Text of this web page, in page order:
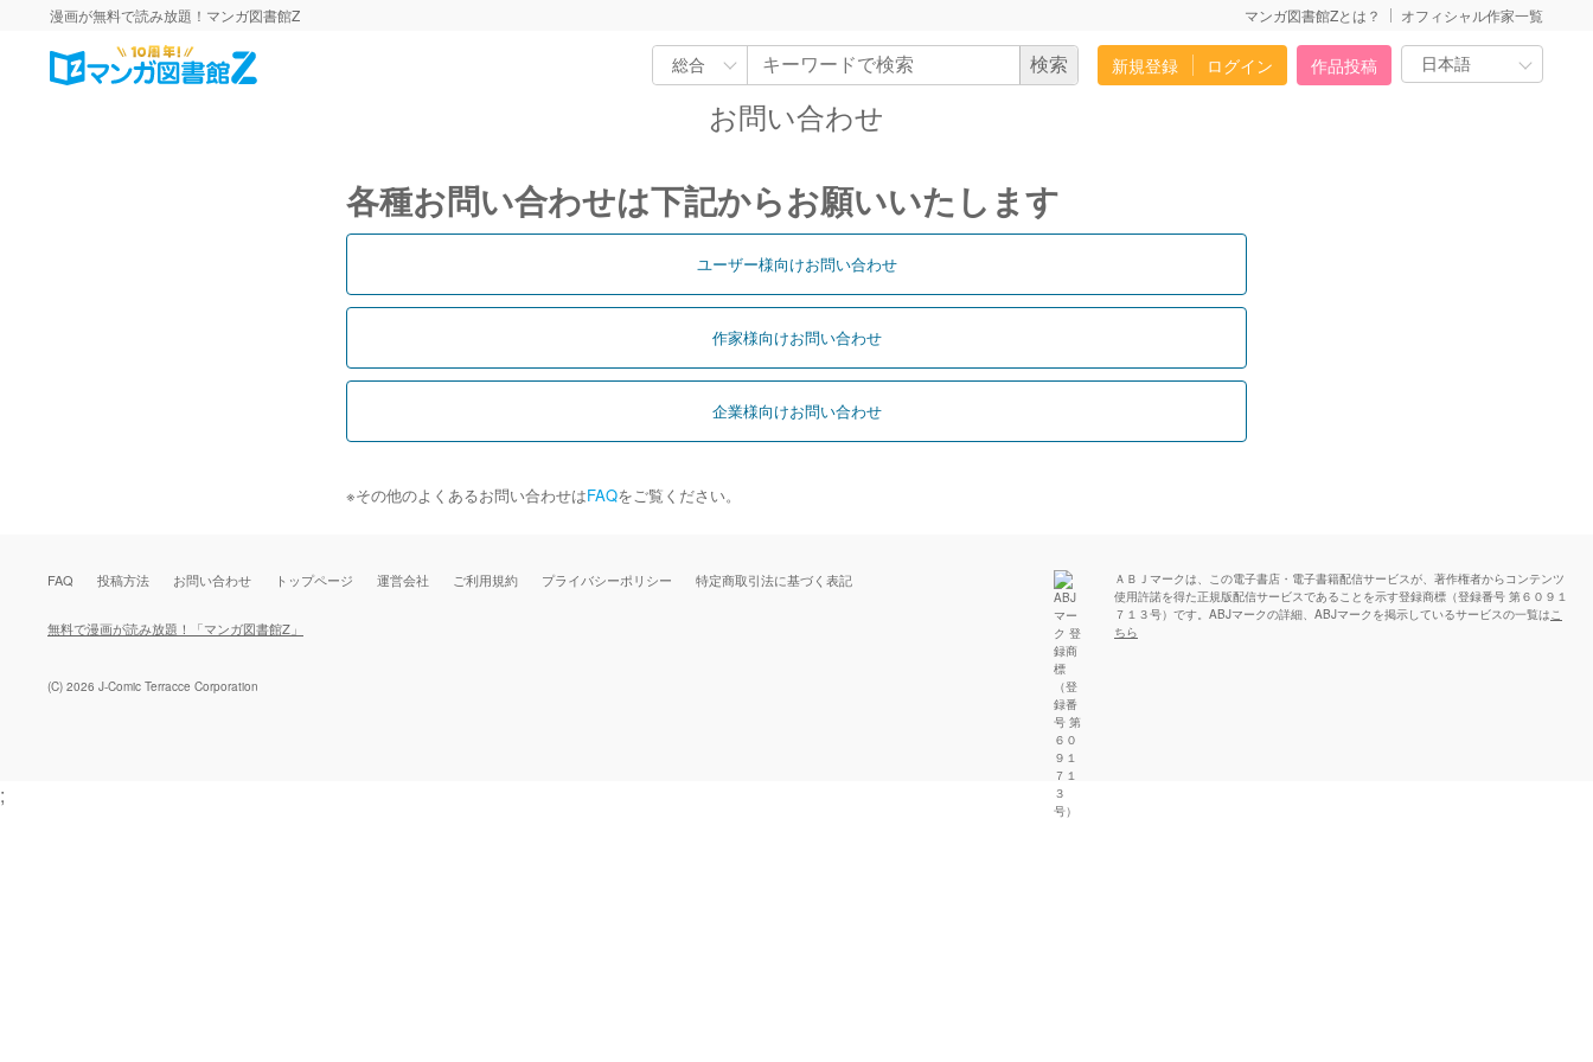
漫画が無料で読み放題！マンガ図書館Z マンガ図書館Zとは？ オフィシャル作家一覧
新規登録 ログイン 作品投稿
お問い合わせ
各種お問い合わせは下記からお願いいたします
ユーザー様向けお問い合わせ
作家様向けお問い合わせ
企業様向けお問い合わせ
※その他のよくあるお問い合わせはFAQをご覧ください。
ＡＢＪマークは、この電子書店・電子書籍配信サービスが、著作権者からコンテンツ
使用許諾を得た正規版配信サービスであることを示す登録商標（登録番号 第６０９１
７１３号）です。ABJマークの詳細、ABJマークを掲示しているサービスの一覧はこ
ちら
FAQ 投稿方法 お問い合わせ トップページ 運営会社 ご利用規約 プライバシーポリシー 特定商取引法に基づく表記
無料で漫画が読み放題！「マンガ図書館Z」
(C) 2026 J-Comic Terracce Corporation
;